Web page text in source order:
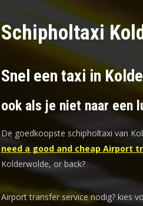
Schipholtaxi
Snel een taxi in
ook als je niet naar een
De goedkoopste schipholtaxi van
need a good and cheap Airport
Kolderwolde, or back?
Airport transfer service nodig? kies